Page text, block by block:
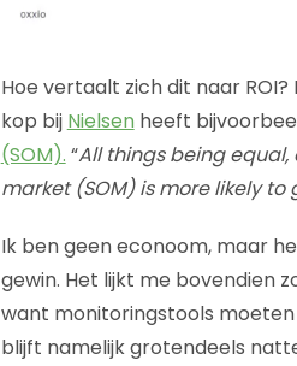
Hoe vertaalt zich dit naar
kop bij Nielsen heeft
(SOM). “All things being equal,
market (SOM) is more likely to
Ik ben geen econoom, maar
gewin. Het lijkt me bovendien
want monitoringstools
blijft namelijk grotendeels